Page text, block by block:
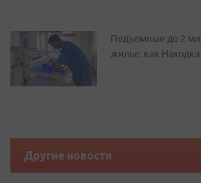
Подъемные до 2
жилье: как
Другие новости